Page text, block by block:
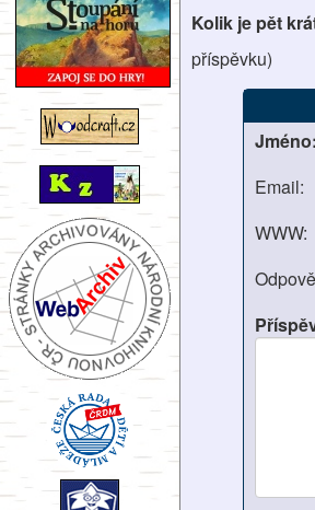
Kolik je pět
příspěvku)
Email:
WWW: